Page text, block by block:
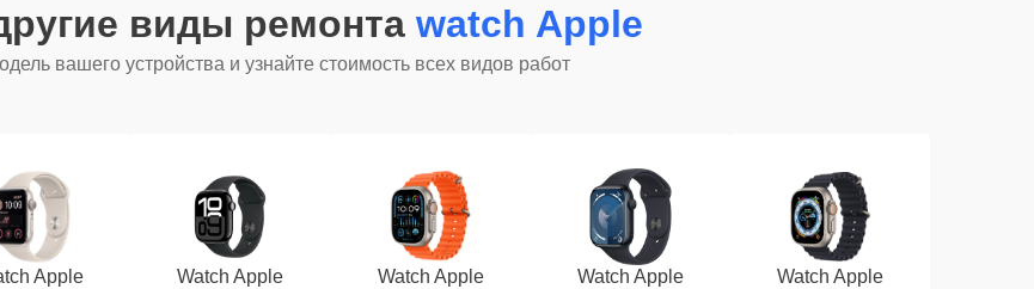
виды ремонта watch Apple
вашего устройства и узнайте стоимость всех видов работ
Apple
Watch Apple
Watch Apple
Watch Apple
Watch Apple